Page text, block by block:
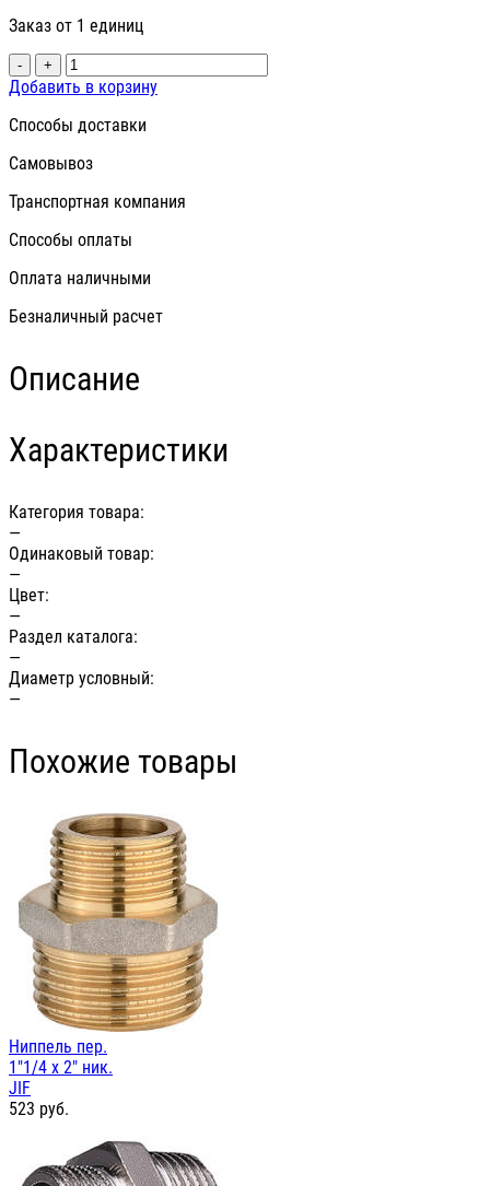
Заказ от 1 единиц
- +
Добавить в корзину
Способы доставки
Самовывоз
Транспортная компания
Способы оплаты
Оплата наличными
Безналичный расчет
Описание
Характеристики
Категория товара:
—
Одинаковый товар:
—
Цвет:
—
Раздел каталога:
—
Диаметр условный:
—
Похожие товары
Ниппель пер.
1"1/4 х 2" ник.
JIF
523 руб.